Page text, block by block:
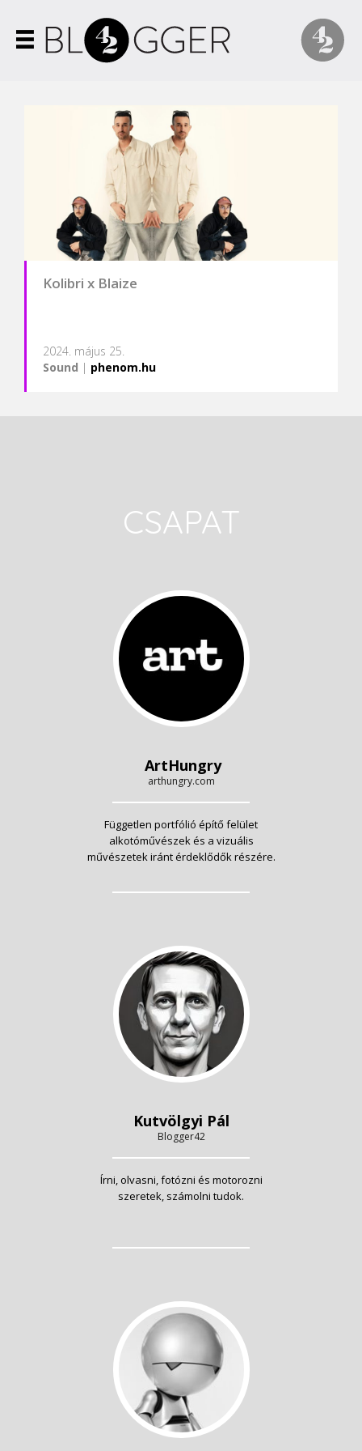
Kolibri x Blaize
2024. május 25.
Sound | phenom.hu
CSAPAT
ArtHungry
arthungry.com
Független portfólió építő felület
alkotóművészek és a vizuális
művészetek iránt érdeklődők részére.
Kutvölgyi Pál
Blogger42
Írni, olvasni, fotózni és motorozni
szeretek, számolni tudok.